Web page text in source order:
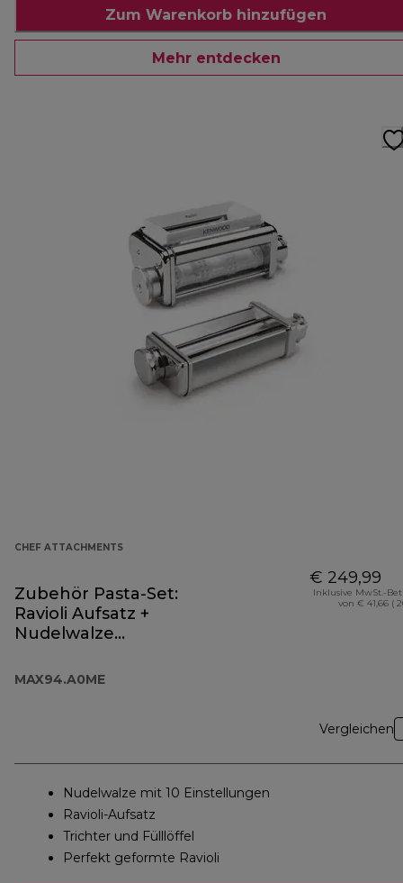
Zum Warenkorb hinzufügen
Mehr entdecken
CHEF ATTACHMENTS
Zubehör Pasta-Set:
Ravioli Aufsatz +
Nudelwalze
MAX94.A0ME
€ 249,99
Inklusive MwSt.-
von € 41,66 (
Vergleichen
Nudelwalze mit 10 Einstellungen
Ravioli-Aufsatz
Trichter und Fülllöffel
Perfekt geformte Ravioli